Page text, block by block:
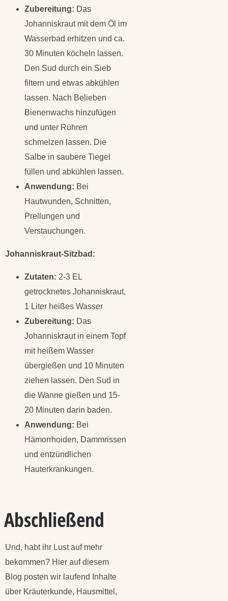
Zubereitung: Das
Johanniskraut mit dem Öl im
Wasserbad erhitzen und ca.
30 Minuten köcheln lassen.
Den Sud durch ein Sieb
filtern und etwas abkühlen
lassen. Nach Belieben
Bienenwachs hinzufügen
und unter Rühren
schmelzen lassen. Die
Salbe in saubere Tiegel
füllen und abkühlen lassen.
Anwendung: Bei
Hautwunden, Schnitten,
Prellungen und
Verstauchungen.
Johanniskraut-Sitzbad:
Zutaten: 2-3 EL
getrocknetes Johanniskraut,
1 Liter heißes Wasser
Zubereitung: Das
Johanniskraut in einem Topf
mit heißem Wasser
übergießen und 10 Minuten
ziehen lassen. Den Sud in
die Wanne gießen und 15-
20 Minuten darin baden.
Anwendung: Bei
Hämorrhoiden, Dammrissen
und entzündlichen
Hauterkrankungen.
Abschließend
Und, habt ihr Lust auf mehr
bekommen? Hier auf diesem
Blog posten wir laufend Inhalte
über Kräuterkunde, Hausmittel,